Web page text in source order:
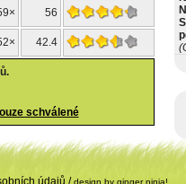
56
42.4
schválené
údajů /design by ginger ninja!